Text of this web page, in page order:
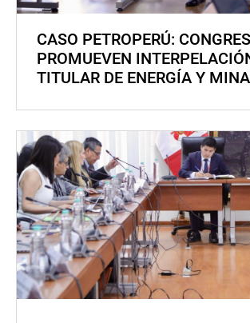
CASO PETROPERÚ:
PROMUEVEN
TITULAR DE ENERGÍA Y